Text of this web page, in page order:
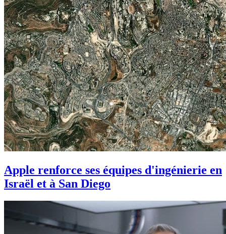
Apple renforce ses équipes d'ingénierie en
Israël et à San Diego